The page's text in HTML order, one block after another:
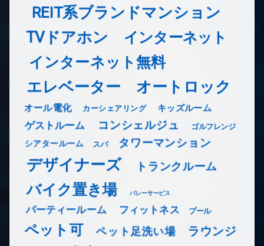
REIT系ブランドマンション
TVドアホン インターネット
インターネット無料
エレベーター オートロック
オール電化 カーシェアリング キッズルーム
ゲストルーム コンシェルジュ ゴルフレンジ
シアタールーム スパ タワーマンション
デザイナーズ トランクルーム
バイク置き場 バレーサービス
パーティールーム フィットネス プール
ペット可 ペット足洗い場 ラウンジ